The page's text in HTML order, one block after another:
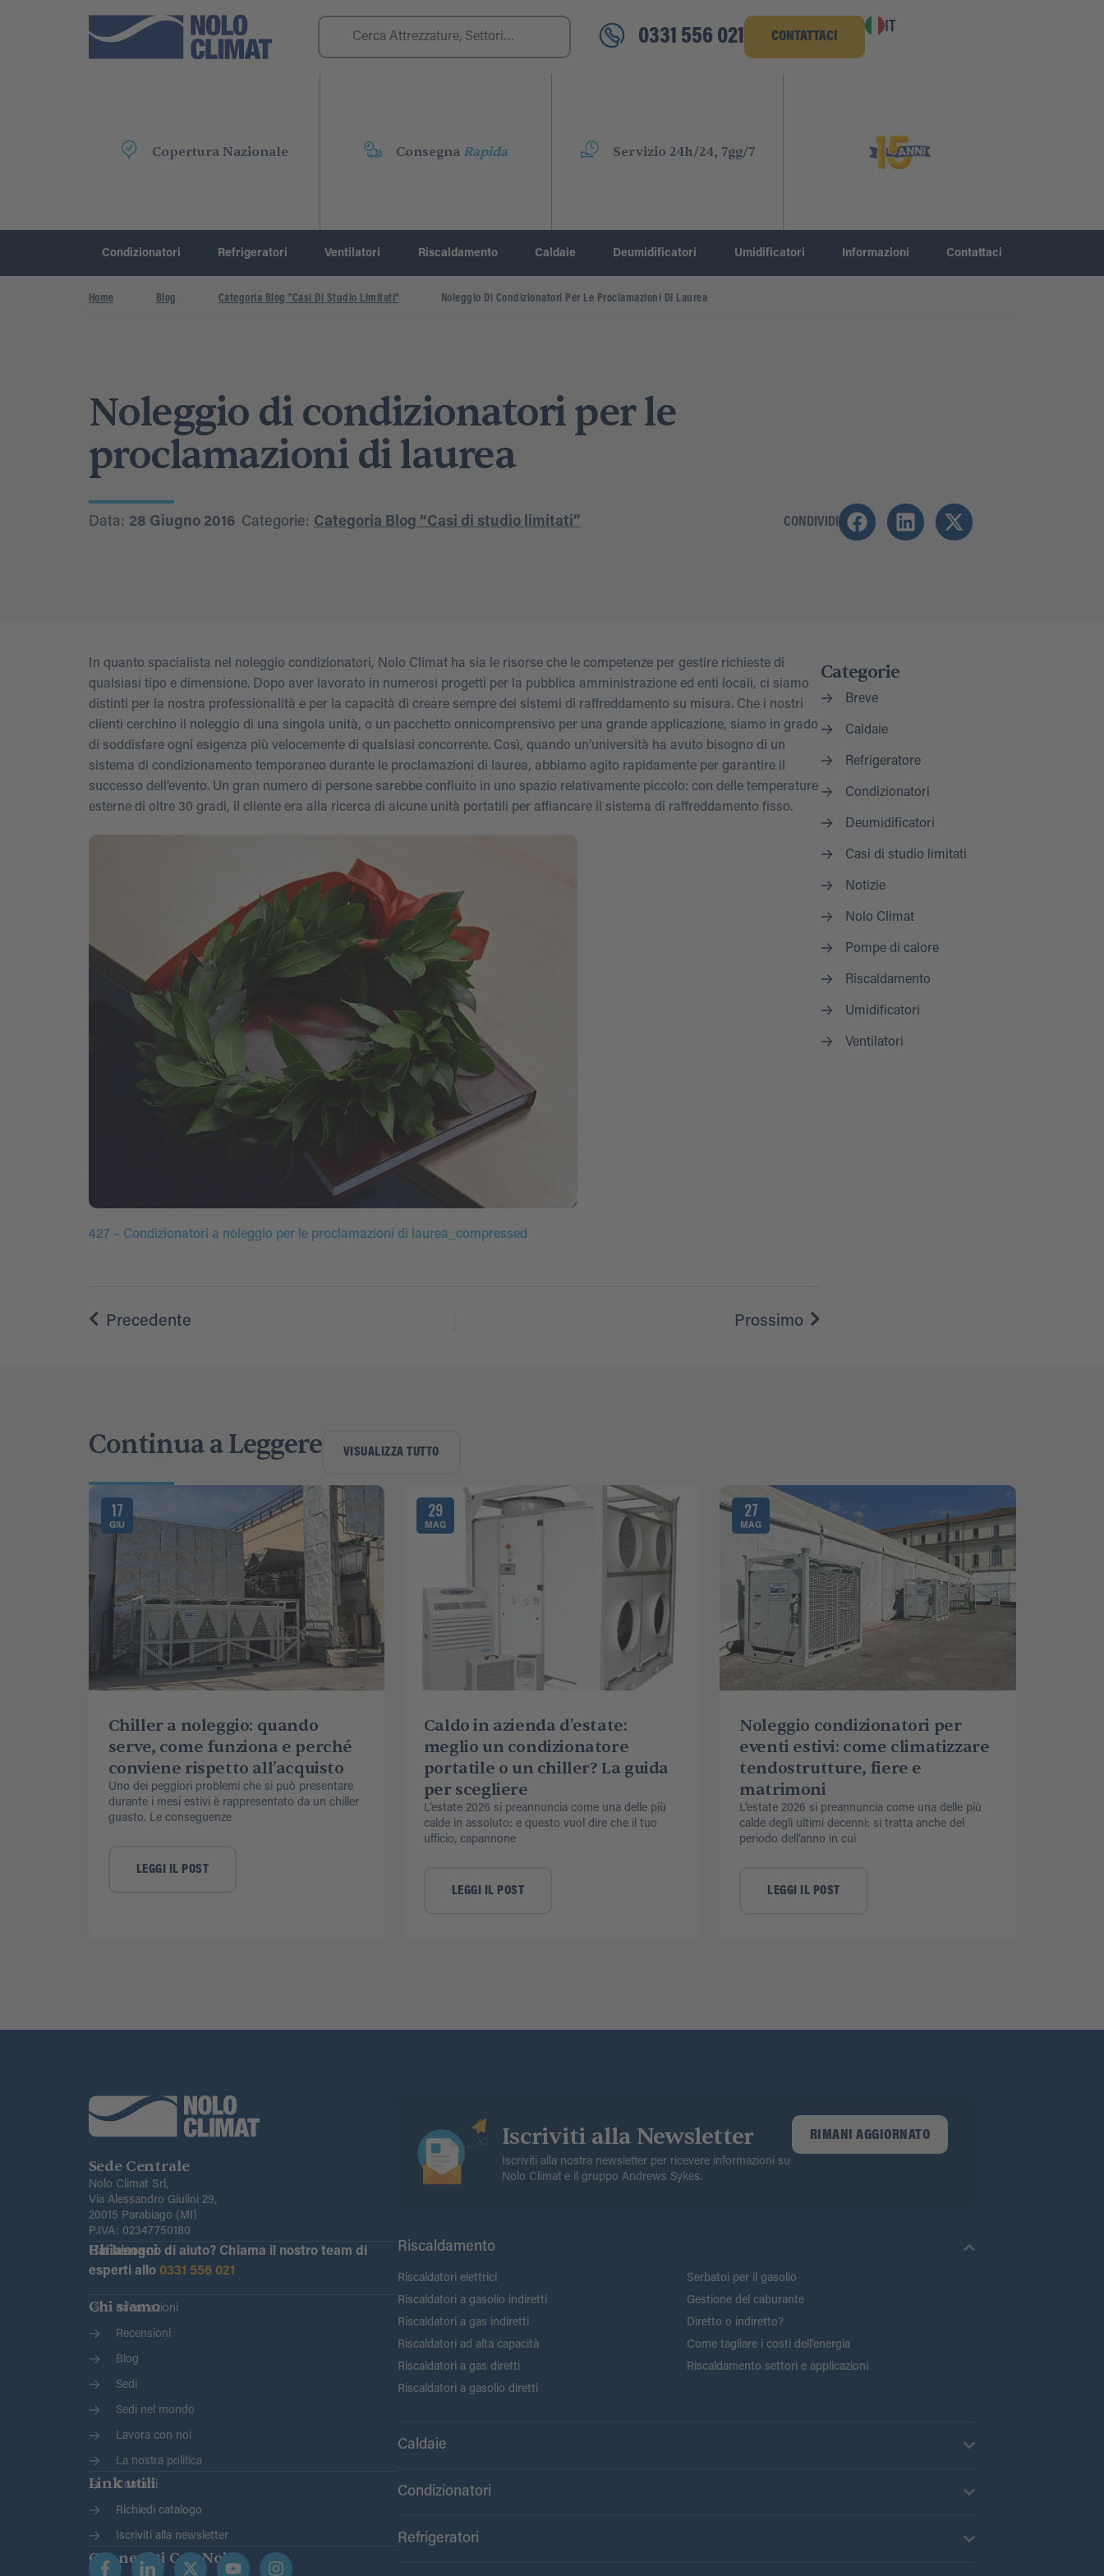
0331 556 021 CONTATTACI
IT
Copertura Nazionale Consegna Rapida Servizio 24h/24, 7gg/7
Condizionatori Refrigeratori Ventilatori Riscaldamento Caldaie Deumidificatori Umidificatori Informazioni Contattaci
Home Blog Categoria Blog "Casi Di Studio Limitati" Noleggio Di Condizionatori Per Le Proclamazioni Di Laurea
Noleggio di condizionatori per le
proclamazioni di laurea
Data: 28 Giugno 2016 Categorie: Categoria Blog “Casi di studio limitati” CONDIVIDI
In quanto spacialista nel noleggio condizionatori, Nolo Climat ha sia le risorse che le competenze per gestire richieste di
qualsiasi tipo e dimensione. Dopo aver lavorato in numerosi progetti per la pubblica amministrazione ed enti locali, ci siamo
distinti per la nostra professionalità e per la capacità di creare sempre dei sistemi di raffreddamento su misura. Che i nostri
clienti cerchino il noleggio di una singola unità, o un pacchetto onnicomprensivo per una grande applicazione, siamo in grado
di soddisfare ogni esigenza più velocemente di qualsiasi concorrente. Così, quando un’università ha avuto bisogno di un
sistema di condizionamento temporaneo durante le proclamazioni di laurea, abbiamo agito rapidamente per garantire il
successo dell’evento. Un gran numero di persone sarebbe confluito in uno spazio relativamente piccolo: con delle temperature
esterne di oltre 30 gradi, il cliente era alla ricerca di alcune unità portatili per affiancare il sistema di raffreddamento fisso.
427 – Condizionatori a noleggio per le proclamazioni di laurea_compressed
Precedente Prossimo
Categorie
Breve
Caldaie
Refrigeratore
Condizionatori
Deumidificatori
Casi di studio limitati
Notizie
Nolo Climat
Pompe di calore
Riscaldamento
Umidificatori
Ventilatori
Continua a Leggere VISUALIZZA TUTTO
17
GIU
Chiller a noleggio: quando
serve, come funziona e perché
conviene rispetto all’acquisto
Uno dei peggiori problemi che si può presentare
durante i mesi estivi è rappresentato da un chiller
guasto. Le conseguenze
LEGGI IL POST
29
MAG
Caldo in azienda d’estate:
meglio un condizionatore
portatile o un chiller? La guida
per scegliere
L’estate 2026 si preannuncia come una delle più
calde in assoluto: e questo vuol dire che il tuo
ufficio, capannone
LEGGI IL POST
27
MAG
Noleggio condizionatori per
eventi estivi: come climatizzare
tendostrutture, fiere e
matrimoni
L’estate 2026 si preannuncia come una delle più
calde degli ultimi decenni: si tratta anche del
periodo dell’anno in cui
LEGGI IL POST
Sede Centrale
Nolo Climat Srl,
Via Alessandro Giulini 29,
20015 Parabiago (MI)
P.IVA: 02347750180
Chiamaci
Hai bisogno di aiuto?Chiama il nostro team di
esperti allo 0331 556 021
Chi siamo
Informazioni
Recensioni
Blog
Sedi
Sedi nel mondo
Lavora con noi
La nostra politica
Link utili
Contatti
Richiedi catalogo
Iscriviti alla newsletter
Connettiti Con Noi
Iscriviti alla Newsletter
Iscriviti alla nostra newsletter per ricevere informazioni su
Nolo Climat e il gruppo Andrews Sykes.
RIMANI AGGIORNATO
Riscaldamento
Riscaldatori elettrici
Riscaldatori a gasolio indiretti
Riscaldatori a gas indiretti
Riscaldatori ad alta capacità
Riscaldatori a gas diretti
Riscaldatori a gasolio diretti
Serbatoi per il gasolio
Gestione del caburante
Diretto o indiretto?
Come tagliare i costi dell’energia
Riscaldamento settori e applicazioni
Caldaie
Condizionatori
Refrigeratori